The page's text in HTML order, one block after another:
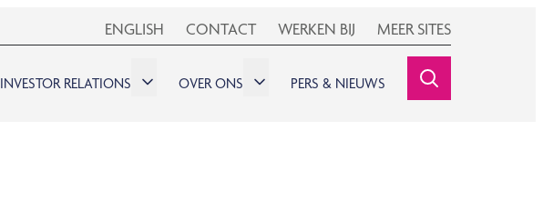
SEARCHINE
INVESTOR RELATIONS OVER ONS PERS & NIEUWS
ENGLISH CONTACT WERKEN BIJ MEER SITES